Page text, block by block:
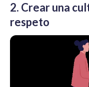
2. Crear una
respeto